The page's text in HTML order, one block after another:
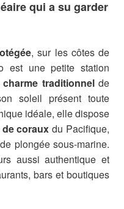
qui a su garder
, sur les côtes de
est une petite station
charme traditionnelde
soleil présent toute
idéale, elle dispose
coraux du Pacifique,
plongée sous-marine.
aussi authentique et
bars et boutiques